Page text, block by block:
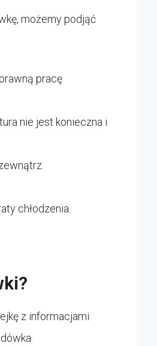
możemy podjąć
pracę
nie jest konieczna i
chłodzenia.
z informacjami